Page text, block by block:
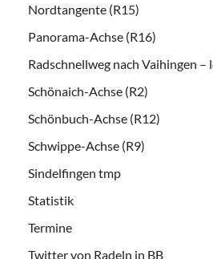
Nordtangente (R15)
Panorama-Achse (R16)
Radschnellweg nach Vaihingen –
Schönaich-Achse (R2)
Schönbuch-Achse (R12)
Schwippe-Achse (R9)
Sindelfingen tmp
Statistik
Termine
Twitter von Radeln in BB